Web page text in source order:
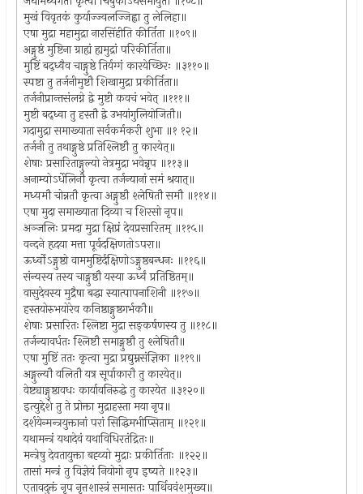
मुखं विवृतकं कुर्याज्ज्वलज्जिह्वा तु लेलिहा॥
एषा मुद्रा महामुद्रा नारसिंहीति कीर्तिता ॥१०९॥
अङ्गुष्ठं मुष्टिना ग्राह्यं ह्यमुद्रां परिकीर्तिता॥
मुष्टिं बद्ध्वैव चाङ्गुष्ठे तिर्यग्गं कारयेच्छिरः ॥३११०॥
स्पष्टा तु तर्जनीमुष्टौ शिखामुद्रा प्रकीर्तिता॥
तर्जनीप्रान्तसंलग्ने द्वे मुष्टी कवचं भवेत् ॥१११॥
मुष्टी बद्ध्वा तु हस्तौ द्वे उभयांगुलियोजितौ॥
गदामुद्रा समाख्याता सर्वकर्मकरी शुभा ॥१ १२॥
तर्जनी तु तथाङ्गुष्ठे प्रतिश्लिष्टौ तु कारयेत्॥
शेषाः प्रसारिताङ्गुल्यो नेत्रमुद्रा भवेन्नृप ॥११३॥
अनाम्योऽर्धेलिनौ कृत्वा तर्जन्यानां समं श्रयात्॥
मध्यमौ चोन्नतौ कृत्वा अङ्गुष्ठौ श्लेषितौ समौ ॥११४॥
एषा मुदा समाख्याता दिव्या च शिरसो नृप॥
अञ्जलिः प्रमदा मुद्रा क्षिप्रं देवप्रसारितम् ॥११५॥
वन्दने हृदया मत्ता पूर्वदक्षिणतोऽपरा॥
ऊर्ध्वोऽङ्गुष्ठो वाममुष्टिर्दक्षिणोऽङ्गुष्ठबन्धनः ॥११६॥
संन्यस्य तस्य चाङ्गुष्ठौ यस्या ऊर्ध्वं प्रतिष्ठितम्॥
वासुदेवस्य मुद्रैषा बद्धा स्यात्पापनाशिनी ॥११७॥
हस्तयोरुभयोरेव कनिष्ठाङ्गुष्ठगर्भकौ॥
शेषाः प्रसारितः श्लिष्टा मुद्रा सङ्कर्षणस्य तु ॥११८॥
तर्जन्यावर्धतः श्लिष्टौ समाङ्गुष्ठौ तु श्लेषितौ॥
एषा मुष्टिं ततः कृत्वा मुद्रा प्रद्युम्नसंज्ञिका ॥११९॥
अङ्गुल्यौ वलितौ यत्र सूर्पाकारौ तु कारयेत्॥
वेष्ट्याङ्गुष्ठावधः कार्यावनिरुद्धे तु कारयेत ॥३१२०॥
इत्युद्देशे तु ते प्रोक्ता मुद्राहस्ता मया नृप॥
दर्शयेन्मन्त्रयुक्तानां परां सिद्धिमभीप्सिताम् ॥१२१॥
यथामन्त्रं यथादेवं यथाविधिरतंद्रितः॥
मन्त्रेषु देवतायुक्ता बह्व्यो मुद्राः प्रकीर्तिताः ॥१२२॥
तासां मन्त्रं तु विज्ञेयं नियोगो नृप इष्यते ॥१२३॥
एतावदुक्तं नृप नृत्तशास्त्रं समासतः पार्थिववंशमुख्य॥